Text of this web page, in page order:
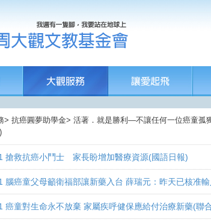
> 抗癌圓夢助學金> 活著．就是勝利—不讓任何一位癌童孤
搶救抗癌小鬥士 家長盼增加醫療資源(國語日報)
腦癌童父母籲衛福部讓新藥入台 薛瑞元：昨天已核准
癌童對生命永不放棄 家屬疾呼健保應給付治療新藥(聯